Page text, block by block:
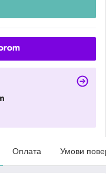
Оплата Умови